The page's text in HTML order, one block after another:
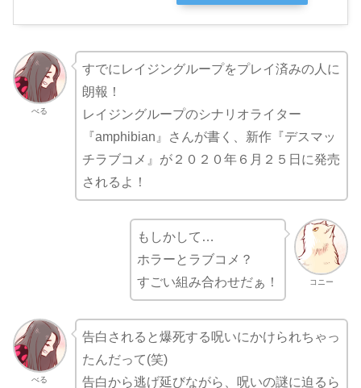
べる
すでにレイジングループをプレイ済みの人に
朗報！
レイジングループのシナリオライター
『amphibian』さんが書く、新作『デスマッ
チラブコメ』が２０２０年６月２５日に発売
されるよ！
コニー
もしかして…
ホラーとラブコメ？
すごい組み合わせだぁ！
べる
告白されると爆死する呪いにかけられちゃっ
たんだって(笑)
告白から逃げ延びながら、呪いの謎に迫るら